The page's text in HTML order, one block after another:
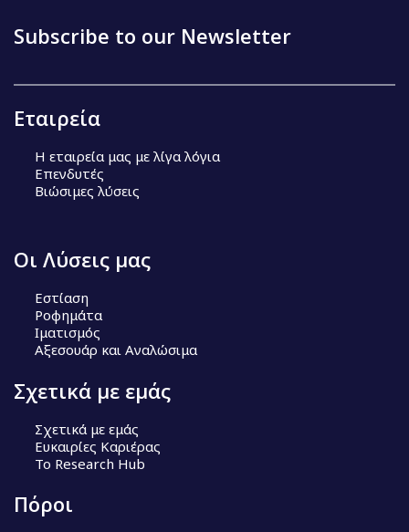
Subscribe to our Newsletter
Εταιρεία
Η εταιρεία μας με λίγα λόγια
Επενδυτές
Βιώσιμες λύσεις
Οι Λύσεις μας
Εστίαση
Ροφημάτα
Ιματισμός
Αξεσουάρ και Αναλώσιμα
Σχετικά με εμάς
Σχετικά με εμάς
Ευκαιρίες Καριέρας
Το Research Hub
Πόροι